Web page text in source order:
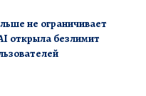
не ограничивает
открыла безлимит